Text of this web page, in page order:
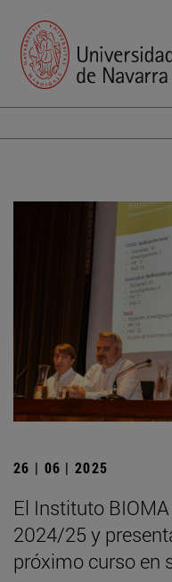
26 | 06 | 2025
El Instituto
2024/25 y
próximo curso en